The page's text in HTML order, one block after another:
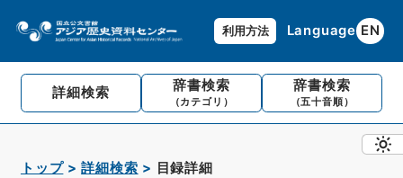
利用方法 Language EN
詳細検索 辞書検索
（カテゴリ）
辞書検索
（五十音順）
トップ 詳細検索 目録詳細